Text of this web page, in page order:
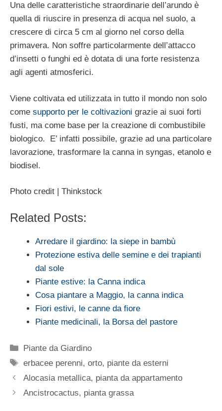
Una delle caratteristiche straordinarie dell’arundo è
quella di riuscire in presenza di acqua nel suolo, a
crescere di circa 5 cm al giorno nel corso della
primavera. Non soffre particolarmente dell’attacco
d’insetti o funghi ed è dotata di una forte resistenza
agli agenti atmosferici.
Viene coltivata ed utilizzata in tutto il mondo non solo
come supporto per le coltivazioni grazie ai suoi forti
fusti, ma come base per la creazione di combustibile
biologico. E’ infatti possibile, grazie ad una particolare
lavorazione, trasformare la canna in syngas, etanolo e
biodisel.
Photo credit | Thinkstock
Related Posts:
Arredare il giardino: la siepe in bambù
Protezione estiva delle semine e dei trapianti
dal sole
Piante estive: la Canna indica
Cosa piantare a Maggio, la canna indica
Fiori estivi, le canne da fiore
Piante medicinali, la Borsa del pastore
Categorie
Piante da Giardino
Tag
erbacee perenni,orto, piante da esterni
Alocasia metallica, pianta da appartamento
Ancistrocactus, pianta grassa